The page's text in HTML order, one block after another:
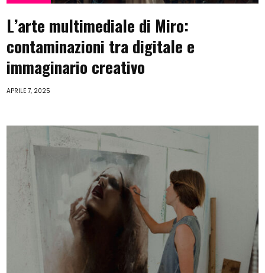
L’arte multimediale di Miro:
contaminazioni tra digitale e
immaginario creativo
APRILE 7, 2025